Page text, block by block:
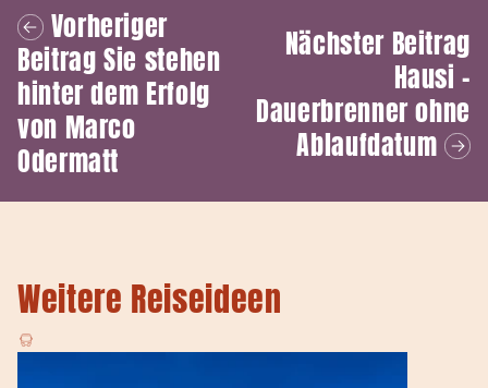
Vorheriger
BeitragSie stehen
hinter dem Erfolg
von Marco
Odermatt
Nächster Beitrag
Hausi –
Dauerbrenner ohne
Ablaufdatum
Weitere Reiseideen